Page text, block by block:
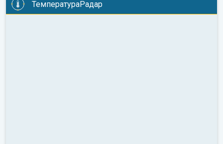
08:00 10:00 12:00
ТемператураРадар